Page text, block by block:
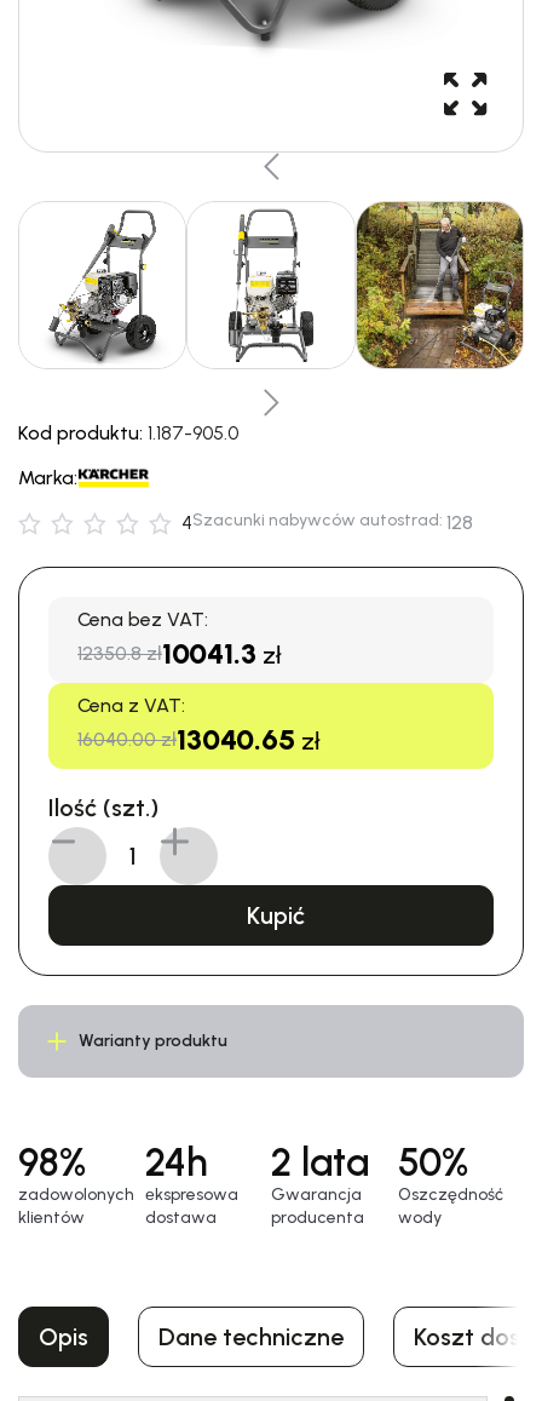
Kod produktu: 1.187-905.0
Marka:
4Szacunki nabywców autostrad: 128
Cena bez VAT:
12350.8 zł10041.3 zł
Cena z VAT:
16040.00 zł13040.65 zł
Ilość (szt.)
Kupić
Warianty produktu
98%
zadowolonych
klientów
24h
еkspresowa
dostawa
2 lata
Gwarancja
producenta
50%
Oszczędność
wody
Opis Dane techniczne Koszt